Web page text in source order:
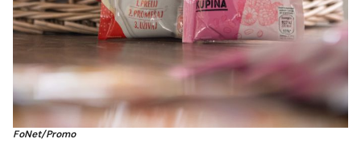
FoNet/Promo